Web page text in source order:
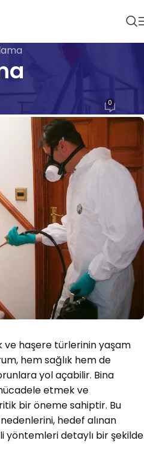
İLAÇLAMA
0
ve haşere türlerinin yaşam
hem sağlık hem de
yol açabilir. Bina
etmek ve
bir öneme sahiptir. Bu
hedef alınan
yöntemleri detaylı bir şekilde